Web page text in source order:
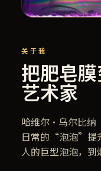
关于我
把肥皂
艺术家
哈维尔·乌尔比纳
日常的“泡泡”提
人的巨型泡泡，到